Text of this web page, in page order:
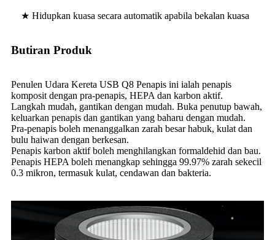
★ Hidupkan kuasa secara automatik apabila bekalan kuasa
Butiran Produk
Penulen Udara Kereta USB Q8 Penapis ini ialah penapis
komposit dengan pra-penapis, HEPA dan karbon aktif.
Langkah mudah, gantikan dengan mudah. ​​Buka penutup bawah,
keluarkan penapis dan gantikan yang baharu dengan mudah.
Pra-penapis boleh menanggalkan zarah besar habuk, kulat dan
bulu haiwan dengan berkesan.
Penapis karbon aktif boleh menghilangkan formaldehid dan bau.
Penapis HEPA boleh menangkap sehingga 99.97% zarah sekecil
0.3 mikron, termasuk kulat, cendawan dan bakteria.